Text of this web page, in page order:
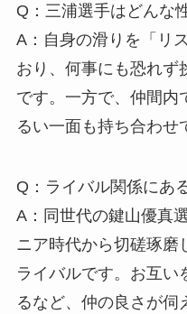
Q：三浦選手はどんな
A：自身の滑りを「リ
おり、何事にも恐れず
です。一方で、仲間内
るい一面も持ち合わせ
Q：ライバル関係にあ
A：同世代の鍵山優真
ニア時代から切磋琢磨
ライバルです。お互い
るなど、仲の良さが伺